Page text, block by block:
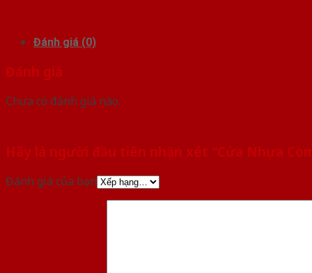
Đánh giá (0)
Đánh giá
Chưa có đánh giá nào.
Hãy là người đầu tiên nhận xét “Cửa Nhựa
Đánh giá của bạn